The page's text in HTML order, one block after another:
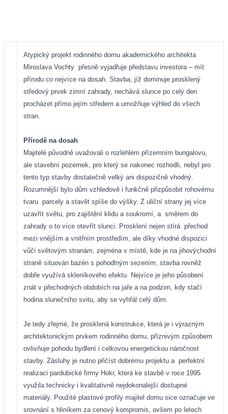
Atypický projekt rodinného domu akademického architekta
Miroslava Vochty přesně vyjadřuje představu investora – mít
přírodu co nejvíce na dosah. Stavba, jíž dominuje prosklený
středový prvek zimní zahrady, nechává slunce po celý den
procházet přímo jejím středem a umožňuje výhled do všech
stran.
Přírodě na dosah
Majitelé původně uvažovali o rozlehlém přízemním bungalovu,
ale stavební pozemek, pro který se nakonec rozhodli, nebyl pro
tento typ stavby dostatečně velký ani dispozičně vhodný.
Rozumnější bylo dům vzhledově i funkčně přizpůsobit rohovému
tvaru parcely a stavět spíše do výšky. Z uliční strany jej více
uzavřít světu, pro zajištění klidu a soukromí, a směrem do
zahrady o to více otevřít slunci. Prosklení nejen stírá přechod
mezi vnějším a vnitřním prostředím, ale díky vhodné dispozici
vůči světovým stranám, zejména v místě, kde je na jihovýchodní
straně situován bazén s pohodlným sezením, stavba rovněž
dobře využívá skleníkového efektu. Nejvíce je jeho působení
znát v přechodných obdobích na jaře a na podzim, kdy stačí
hodina slunečního svitu, aby se vyhřál celý dům.
Je tedy zřejmé, že prosklená konstrukce, která je i výrazným
architektonickým prvkem rodinného domu, příznivým způsobem
ovlivňuje pohodu bydlení i celkovou energetickou náročnost
stavby. Zásluhy je nutno přičíst dobrému projektu a perfektní
realizaci pardubické firmy Hokr, která ke stavbě v roce 1995
využila technicky i kvalitativně nejdokonalejší dostupné
materiály. Použité plastové profily majitel domu sice označuje ve
srovnání s hliníkem za cenový kompromis, ovšem po letech